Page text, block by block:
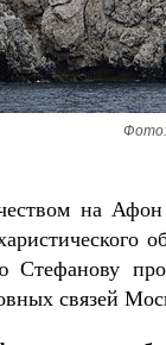
Фото:
на
связей